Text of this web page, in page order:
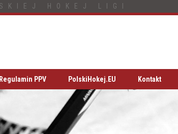
HOKEJ LIGI
Regulamin PPV PolskiHokej.EU Kontakt